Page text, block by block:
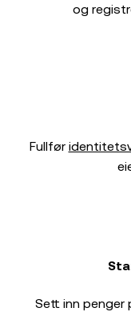
og
Fullfør
Sett inn penger